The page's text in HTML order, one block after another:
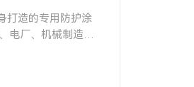
打造的专用防护涂
电厂、机械制造领